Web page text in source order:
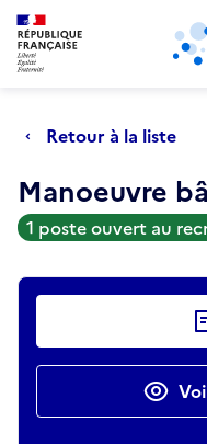
Aller au menu principal
Retour à la liste
Manoeuvre
1 poste ouvert au
Actions
Retour au début de la
Panneau de gestion des